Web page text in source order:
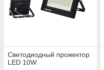
Светодиодный прожектор
LED 10W